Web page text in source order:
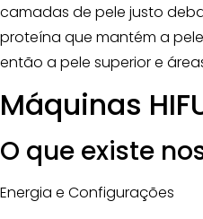
camadas de pele justo
proteína que mantém a
então a pele superior e
Máquinas
O que existe
Energia e Configurações